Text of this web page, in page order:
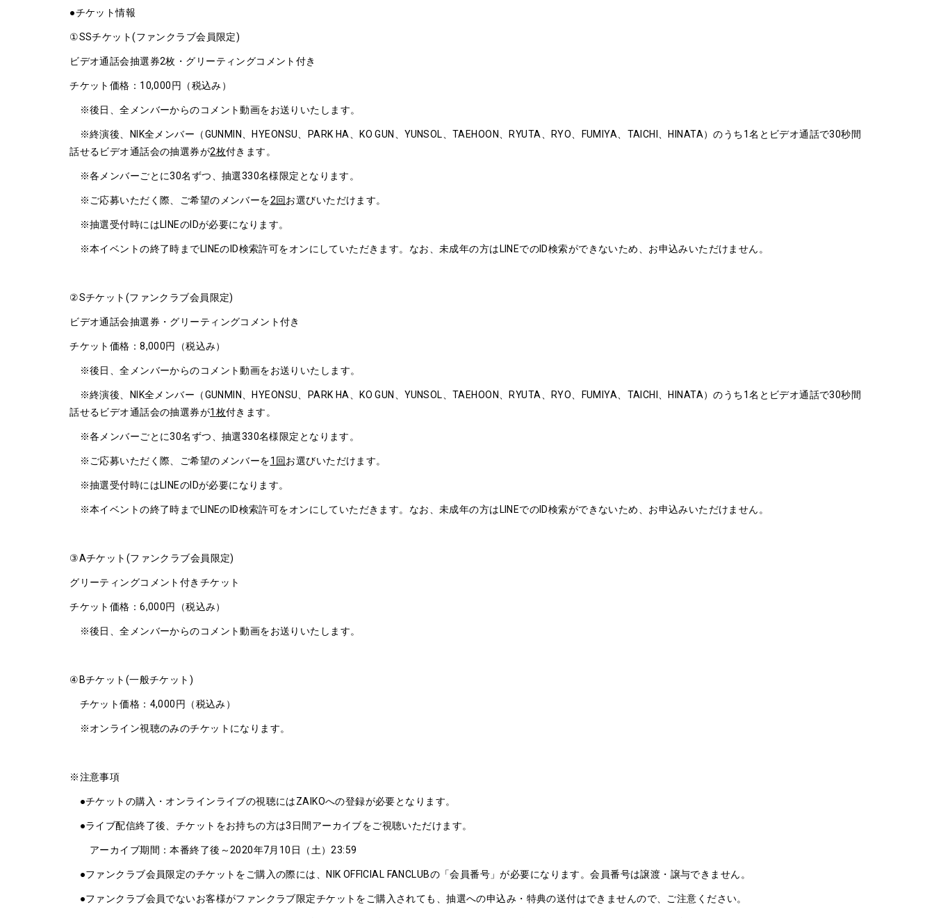
●チケット情報
①SSチケット(ファンクラブ会員限定)
ビデオ通話会抽選券2枚・グリーティングコメント付き
チケット価格：10,000円（税込み）
※後日、全メンバーからのコメント動画をお送りいたします。
※終演後、NIK全メンバー（GUNMIN、HYEONSU、PARK HA、KO GUN、YUNSOL、TAEHOON、RYUTA、RYO、FUMIYA、TAICHI、HINATA）のうち1名とビデオ通話で30秒間
話せるビデオ通話会の抽選券が2枚付きます。
※各メンバーごとに30名ずつ、抽選330名様限定となります。
※ご応募いただく際、ご希望のメンバーを2回お選びいただけます。
※抽選受付時にはLINEのIDが必要になります。
※本イベントの終了時までLINEのID検索許可をオンにしていただきます。なお、未成年の方はLINEでのID検索ができないため、お申込みいただけません。
②Sチケット(ファンクラブ会員限定)
ビデオ通話会抽選券・グリーティングコメント付き
チケット価格：8,000円（税込み）
※後日、全メンバーからのコメント動画をお送りいたします。
※終演後、NIK全メンバー（GUNMIN、HYEONSU、PARK HA、KO GUN、YUNSOL、TAEHOON、RYUTA、RYO、FUMIYA、TAICHI、HINATA）のうち1名とビデオ通話で30秒間
話せるビデオ通話会の抽選券が1 枚付きます。
※各メンバーごとに30名ずつ、抽選330名様限定となります。
※ご応募いただく際、ご希望のメンバーを1 回お選びいただけます。
※抽選受付時にはLINEのIDが必要になります。
※本イベントの終了時までLINEのID検索許可をオンにしていただきます。なお、未成年の方はLINEでのID検索ができないため、お申込みいただけません。
③Aチケット(ファンクラブ会員限定)
グリーティングコメント付きチケット
チケット価格：6,000円（税込み）
※後日、全メンバーからのコメント動画をお送りいたします。
④Bチケット(一般チケット)
チケット価格：4,000円（税込み）
※オンライン視聴のみのチケットになります。
※注意事項
●チケットの購入・オンラインライブの視聴にはZAIKOへの登録が必要となります。
●ライブ配信終了後、チケットをお持ちの方は3日間アーカイブをご視聴いただけます。
アーカイブ期間：本番終了後～2020年7月10日（土）23:59
●ファンクラブ会員限定のチケットをご購入の際には、NIK OFFICIAL FANCLUBの「会員番号」が必要になります。会員番号は譲渡・譲与できません。
●ファンクラブ会員でないお客様がファンクラブ限定チケットをご購入されても、抽選への申込み・特典の送付はできませんので、ご注意ください。